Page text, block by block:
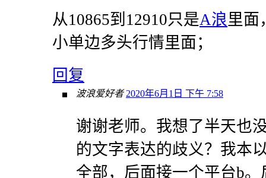
从10865到12910只是A浪里面
小单边多头行情里面；
回复
波浪爱好者 2020年6月1日 下午 7:58
谢谢老师。我想了半天也
的文字表达的歧义？我本
全部，后面接一个平台b